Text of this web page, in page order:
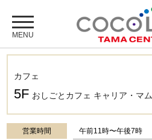
カフェ
5F おしごとカフェ キャリア・マム
営業時間 午前11時〜午後7時